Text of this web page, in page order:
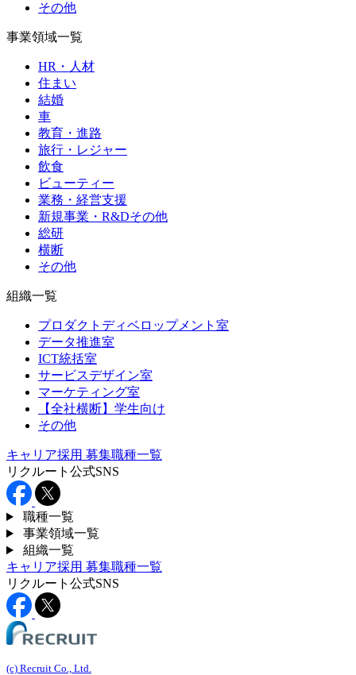
その他
事業領域一覧
HR・人材
住まい
結婚
車
教育・進路
旅行・レジャー
飲食
ビューティー
業務・経営支援
新規事業・R&Dその他
総研
横断
その他
組織一覧
プロダクトディベロップメント室
データ推進室
ICT統括室
サービスデザイン室
マーケティング室
【全社横断】学生向け
その他
キャリア採用 募集職種一覧
リクルート公式SNS
職種一覧
事業領域一覧
組織一覧
キャリア採用 募集職種一覧
リクルート公式SNS
(c) Recruit Co., Ltd.